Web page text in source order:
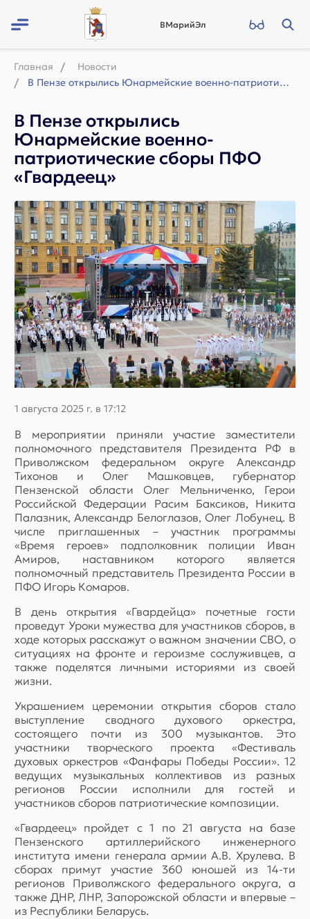
ВМарийЭл
Главная
Новости
В Пензе открылись Юнармейские военно-патриотические сборы ПФО «Гвардеец»
В Пензе открылись
Юнармейские военно-
патриотические сборы ПФО
«Гвардеец»
1 августа 2025 г. в 17:12
В мероприятии приняли участие заместители
полномочного представителя Президента РФ в
Приволжском федеральном округе Александр
Тихонов и Олег Машковцев, губернатор
Пензенской области Олег Мельниченко, Герои
Российской Федерации Расим Баксиков, Никита
Палазник, Александр Белоглазов, Олег Лобунец. В
числе приглашенных – участник программы
«Время героев» подполковник полиции Иван
Амиров, наставником которого является
полномочный представитель Президента России в
ПФО Игорь Комаров.
В день открытия «Гвардейца» почетные гости
проведут Уроки мужества для участников сборов, в
ходе которых расскажут о важном значении СВО, о
ситуациях на фронте и героизме сослуживцев, а
также поделятся личными историями из своей
жизни.
Украшением церемонии открытия сборов стало
выступление сводного духового оркестра,
состоящего почти из 300 музыкантов. Это
участники творческого проекта «Фестиваль
духовых оркестров «Фанфары Победы России». 12
ведущих музыкальных коллективов из разных
регионов России исполнили для гостей и
участников сборов патриотические композиции.
«Гвардеец» пройдет с 1 по 21 августа на базе
Пензенского артиллерийского инженерного
института имени генерала армии А.В. Хрулева. В
сборах примут участие 360 юношей из 14-ти
регионов Приволжского федерального округа, а
также ДНР, ЛНР, Запорожской области и впервые –
из Республики Беларусь.